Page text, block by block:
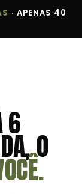
· APENAS 40
6
O